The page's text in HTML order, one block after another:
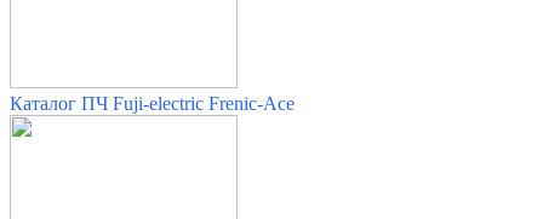
Каталог ПЧ Fuji-electric Frenic-Ace